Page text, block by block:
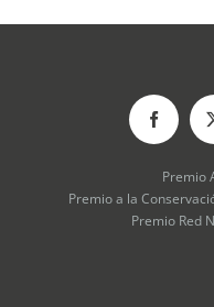
Premio
Premio a la
Premio Red